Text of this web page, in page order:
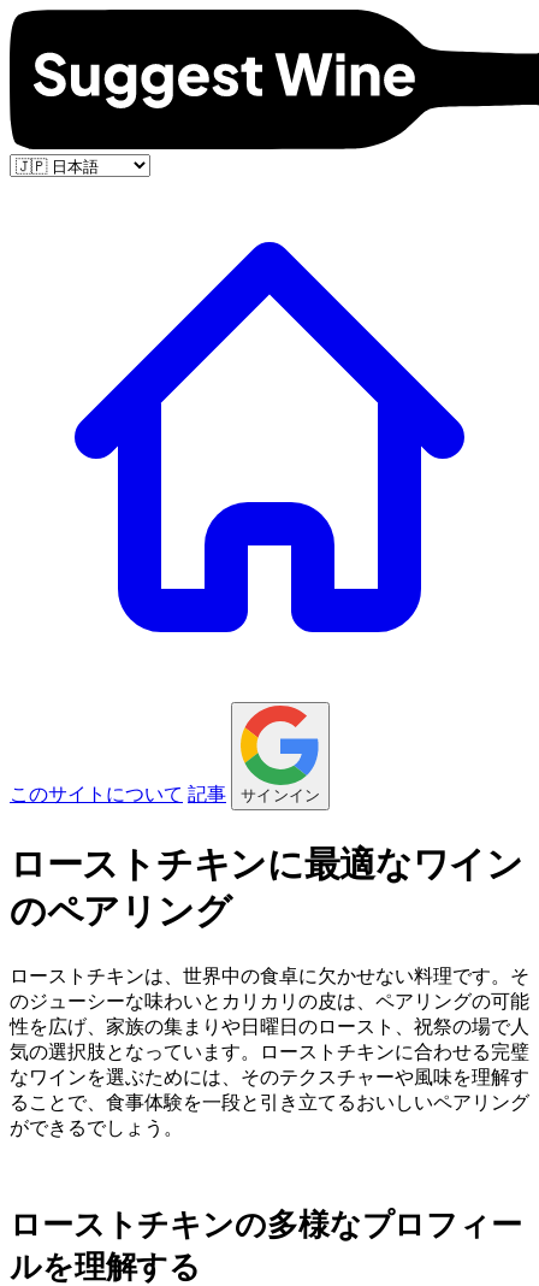
このサイトについて 記事 サインイン
ローストチキンに最適なワイン
のペアリング
ローストチキンは、世界中の食卓に欠かせない料理です。そ
のジューシーな味わいとカリカリの皮は、ペアリングの可能
性を広げ、家族の集まりや日曜日のロースト、祝祭の場で人
気の選択肢となっています。ローストチキンに合わせる完璧
なワインを選ぶためには、そのテクスチャーや風味を理解す
ることで、食事体験を一段と引き立てるおいしいペアリング
ができるでしょう。
ローストチキンの多様なプロフィー
ルを理解する